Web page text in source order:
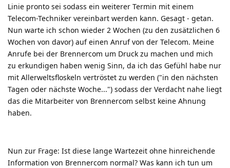
Linie pronto sei sodass ein weiterer Termin mit einem
Telecom-Techniker vereinbart werden kann. Gesagt - getan.
Nun warte ich schon wieder 2 Wochen (zu den zusätzlichen 6
Wochen von davor) auf einen Anruf von der Telecom. Meine
Anrufe bei der Brennercom um Druck zu machen und mich
zu erkundigen haben wenig Sinn, da ich das Gefühl habe nur
mit Allerweltsfloskeln vertröstet zu werden ("in den nächsten
Tagen oder nächste Woche...") sodass der Verdacht nahe liegt
das die Mitarbeiter von Brennercom selbst keine Ahnung
haben.
Nun zur Frage: Ist diese lange Wartezeit ohne hinreichende
Information von Brennercom normal? Was kann ich tun um